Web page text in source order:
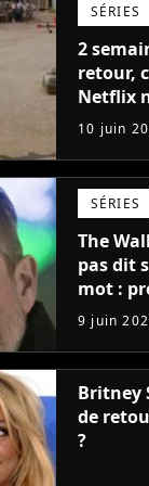
SÉRIES
2
retour,
Netflix
annulée
quand
bonne
10 juin
SÉRIES
The
pas dit
mot :
retour
9 juin
Britney
de
?